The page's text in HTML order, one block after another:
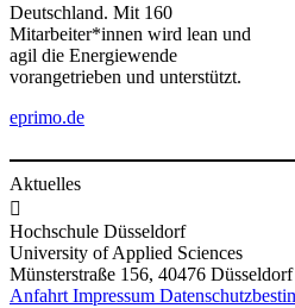
Deutschland. Mit 160
Mitarbeiter*innen wird lean und
agil die Energiewende
vorangetrieben und unterstützt.
eprimo.de
Aktuelles

Hochschule Düsseldorf
University of Applied Sciences
Münsterstraße 156, 40476 Düsseldorf
AnfahrtImpressum